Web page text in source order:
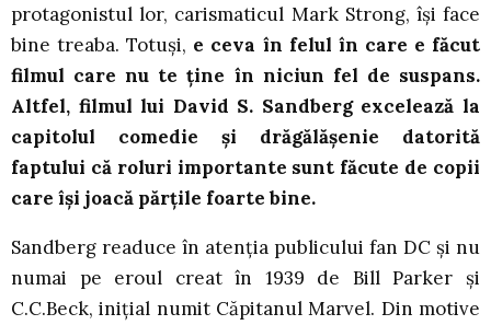
protagonistul lor, carismaticul Mark Strong, își face
bine treaba. Totuși, e ceva în felul în care e făcut
filmul care nu te ține în niciun fel de suspans.
Altfel, filmul lui David S. Sandberg excelează la
capitolul comedie și drăgălășenie datorită
faptului că roluri importante sunt făcute de copii
care își joacă părțile foarte bine.
Sandberg readuce în atenția publicului fan DC și nu
numai pe eroul creat în 1939 de Bill Parker și
C.C.Beck, inițial numit Căpitanul Marvel. Din motive